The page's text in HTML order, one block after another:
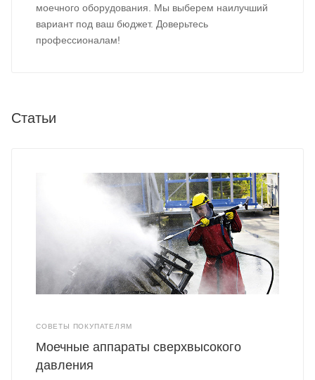
моечного оборудования. Мы выберем наилучший
вариант под ваш бюджет. Доверьтесь
профессионалам!
Статьи
СОВЕТЫ ПОКУПАТЕЛЯМ
Моечные аппараты сверхвысокого
давления